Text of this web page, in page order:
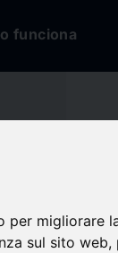
migliorare
sul sito web,
funciona